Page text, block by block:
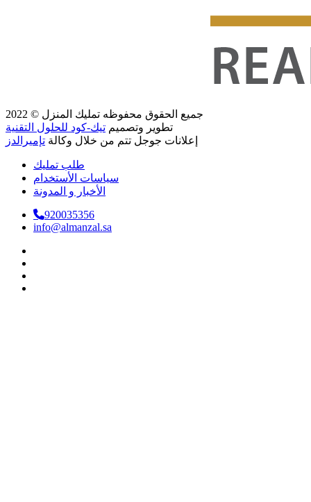
جميع الحقوق محفوظه تمليك المنزل © 2022
تطوير وتصميم تيك-كود للحلول التقنية
إعلانات جوجل تتم من خلال وكالة تإميرالدز
طلب تمليك
سياسات الأستخدام
الأخبار و المدونة
920035356
info@almanzal.sa